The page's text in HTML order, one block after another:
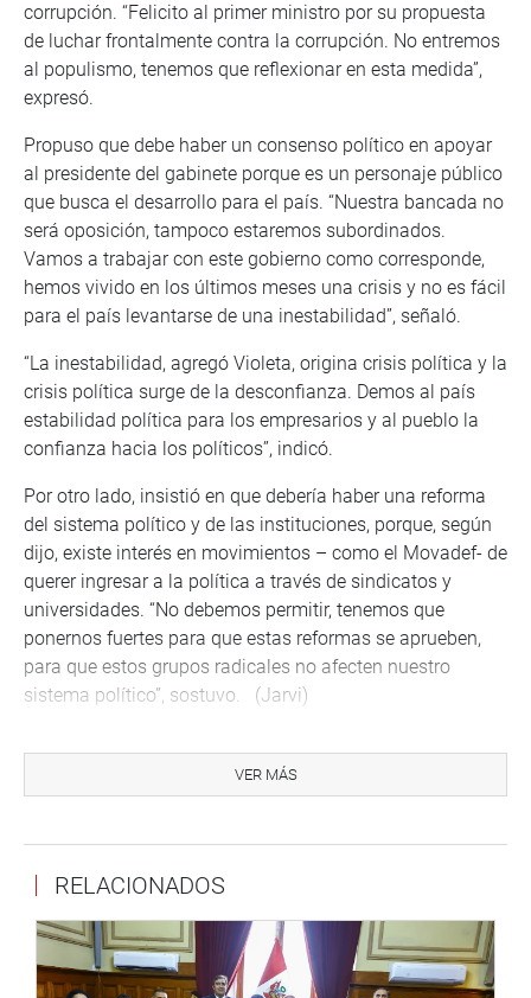
corrupción. “Felicito al primer ministro por su propuesta
de luchar frontalmente contra la corrupción. No entremos
al populismo, tenemos que reflexionar en esta medida”,
expresó.
Propuso que debe haber un consenso político en apoyar
al presidente del gabinete porque es un personaje público
que busca el desarrollo para el país. “Nuestra bancada no
será oposición, tampoco estaremos subordinados.
Vamos a trabajar con este gobierno como corresponde,
hemos vivido en los últimos meses una crisis y no es fácil
para el país levantarse de una inestabilidad”, señaló.
“La inestabilidad, agregó Violeta, origina crisis política y la
crisis política surge de la desconfianza. Demos al país
estabilidad política para los empresarios y al pueblo la
confianza hacia los políticos”, indicó.
Por otro lado, insistió en que debería haber una reforma
del sistema político y de las instituciones, porque, según
dijo, existe interés en movimientos – como el Movadef- de
querer ingresar a la política a través de sindicatos y
universidades. “No debemos permitir, tenemos que
ponernos fuertes para que estas reformas se aprueben,
para que estos grupos radicales no afecten nuestro
sistema político”, sostuvo. (Jarvi)
CENTRO DE NOTICIAS
PRENSA-CONGRESO 2-5-18
VER MÁS
RELACIONADOS